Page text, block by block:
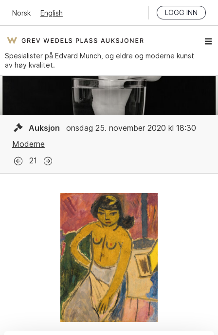
Norsk English LOGG INN
Spesialister på Edvard Munch, og eldre og moderne kunst
av høy kvalitet.
Auksjon
onsdag 25. november 2020 kl 18:30
Moderne
21